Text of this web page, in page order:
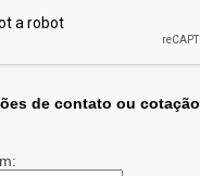
de contato ou cotação